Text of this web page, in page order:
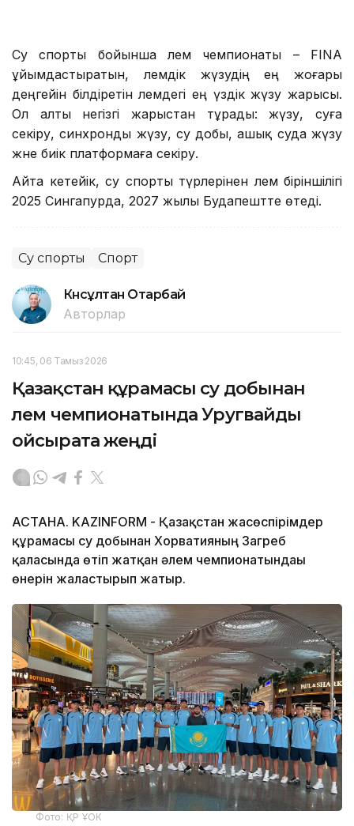
Су спорты бойынша әлем чемпионаты – FINA
ұйымдастыратын, әлемдік жүзудің ең жоғары
деңгейін білдіретін әлемдегі ең үздік жүзу жарысы.
Ол алты негізгі жарыстан тұрады: жүзу, суға
секіру, синхронды жүзу, су добы, ашық суда жүзу
және биік платформаға секіру.
Айта кетейік, су спорты түрлерінен әлем біріншілігі
2025 Сингапурда, 2027 жылы Будапештте өтеді.
Су спорты Спорт
Күнсұлтан Отарбай
Авторлар
10:45, 06 Тамыз 2026
Қазақстан құрамасы су добынан
әлем чемпионатында Уругвайды
ойсырата жеңді
АСТАНА. KAZINFORM - Қазақстан жасөспірімдер
құрамасы су добынан Хорватияның Загреб
қаласында өтіп жатқан әлем чемпионатындағы
өнерін жалғастырып жатыр.
Фото: ҚР ҰОК